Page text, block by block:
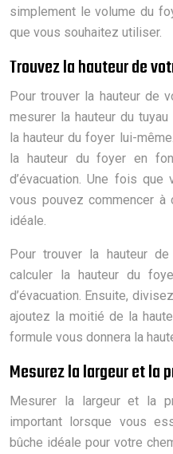
simplement le volume du
que vous souhaitez utiliser.
Trouvez la hauteur de
Pour trouver la hauteur de
mesurer la hauteur du tuyau
la hauteur du foyer lui-
la hauteur du foyer en
d’évacuation. Une fois
vous pouvez commencer à
idéale.
Pour trouver la hauteur
calculer la hauteur du
d’évacuation. Ensuite,
ajoutez la moitié de la
formule vous donnera la
Mesurez la largeur et la
Mesurer la largeur et la
important lorsque vous
bûche idéale pour votre